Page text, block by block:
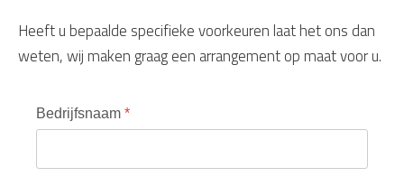
Heeft u bepaalde specifieke voorkeuren laat het ons dan
weten, wij maken graag een arrangement op maat voor u.
Bedrijfsnaam *